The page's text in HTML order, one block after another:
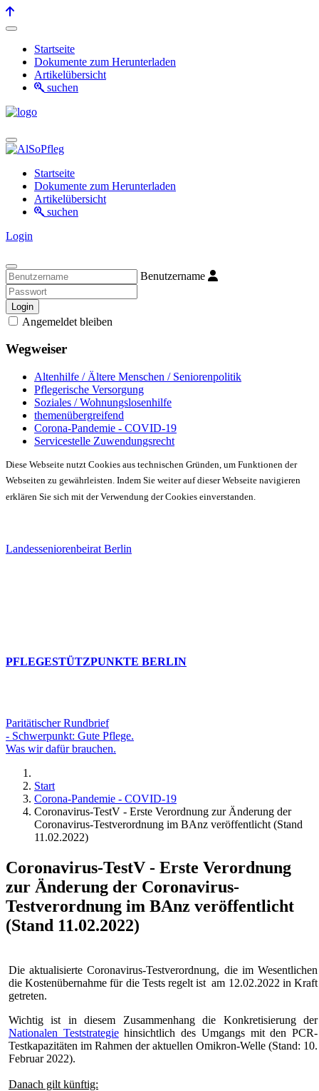
Startseite
Dokumente zum Herunterladen
Artikelübersicht
suchen
Startseite
Dokumente zum Herunterladen
Artikelübersicht
suchen
Login
Benutzername
Login
Angemeldet bleiben
Wegweiser
Altenhilfe / Ältere Menschen / Seniorenpolitik
Pflegerische Versorgung
Soziales / Wohnungslosenhilfe
themenübergreifend
Corona-Pandemie - COVID-19
Servicestelle Zuwendungsrecht
Diese Webseite nutzt Cookies aus technischen Gründen, um Funktionen der
Webseiten zu gewährleisten. Indem Sie weiter auf dieser Webseite navigieren
erklären Sie sich mit der Verwendung der Cookies einverstanden.
Landesseniorenbeirat Berlin
PFLEGESTÜTZPUNKTE BERLIN
Paritätischer Rundbrief
- Schwerpunkt: Gute Pflege.
Was wir dafür brauchen.
Start
Corona-Pandemie - COVID-19
Coronavirus-TestV - Erste Verordnung zur Änderung der
Coronavirus-Testverordnung im BAnz veröffentlicht (Stand
11.02.2022)
Coronavirus-TestV - Erste Verordnung
zur Änderung der Coronavirus-
Testverordnung im BAnz veröffentlicht
(Stand 11.02.2022)
Die aktualisierte Coronavirus-Testverordnung, die im Wesentlichen
die Kostenübernahme für die Tests regelt ist am 12.02.2022 in Kraft
getreten.
Wichtig ist in diesem Zusammenhang die Konkretisierung der
Nationalen Teststrategiehinsichtlich des Umgangs mit den PCR-
Testkapazitäten im Rahmen der aktuellen Omikron-Welle (Stand: 10.
Februar 2022).
Danach gilt künftig: